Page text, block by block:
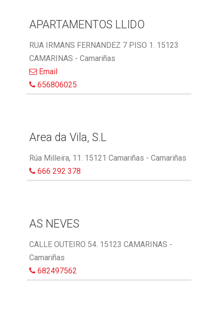
APARTAMENTOS LLIDO
RUA IRMANS FERNANDEZ 7 PISO 1. 15123
CAMARINAS - Camariñas
Email
656806025
Area da Vila, S.L
Rúa Milleira, 11. 15121 Camariñas - Camariñas
666 292 378
AS NEVES
CALLE OUTEIRO 54. 15123 CAMARINAS -
Camariñas
682497562